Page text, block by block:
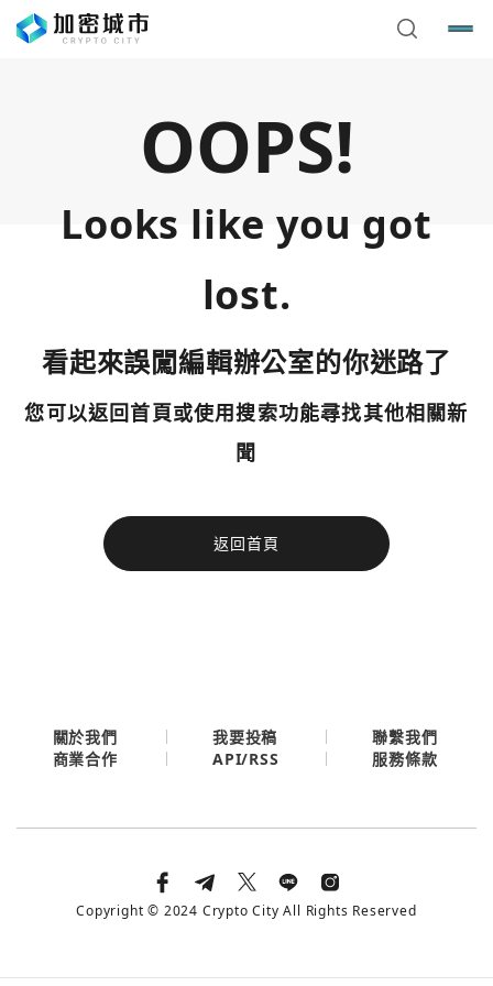
OOPS!
Looks like you got
lost.
看起來誤闖編輯辦公室的你迷路了
您可以返回首頁或使用搜索功能尋找其他相關新
聞
返回首頁
今日熱門
使用以下帳號繼續
您已閒置5分鐘，請點擊關閉按鈕或空白處，即可回到加密
今日熱門
關於我們 我要投稿
聯繫我們
商業合作
API/RSS 服務條款
Copyright © 2024 Crypto City All Rights Reserved